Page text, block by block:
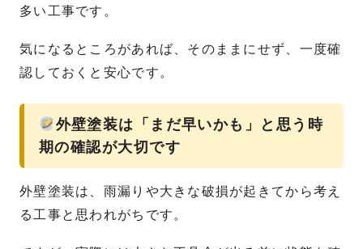
多い工事です。
気になるところがあれば、そのままにせず、一度確
認しておくと安心です。
外壁塗装は「まだ早いかも」と思う時
期の確認が大切です
外壁塗装は、雨漏りや大きな破損が起きてから考え
る工事と思われがちです。